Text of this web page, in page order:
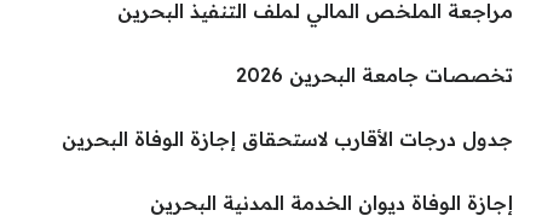
مراجعة الملخص المالي لملف التنفيذ البحرين
تخصصات جامعة البحرين 2026
جدول درجات الأقارب لاستحقاق إجازة الوفاة البحرين
إجازة الوفاة ديوان الخدمة المدنية البحرين